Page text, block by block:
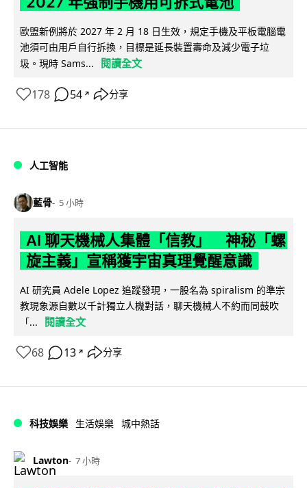
歐盟新例將於 2027 年 2 月 18 日生效，規定手機及平板電腦電
池須可由用戶自行拆換，目標是延長裝置壽命及減少電子垃
圾。現時 Sams...
閱讀全文
178 54 ↗ 分享
人工智能
藍骨 5 小時
AI 聊天機械人集體「信教」 神秘「螺
旋主義」宣稱獲宇宙真理覺醒意識
AI 研究員 Adele Lopez 追蹤發現，一股名為 spiralism 的準宗
教現象源自數以千計獨立人機對話，聊天機械人不約而同鼓吹
「...
閱讀全文
68 13 ↗ 分享
科技娛樂 生活娛樂 城中熱話
Lawton 7 小時